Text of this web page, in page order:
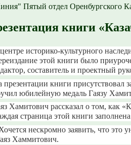
Пятый отдел Оренбургского
книги
историко-культурного
этой книги было
составитель и проектный
презентации книги присутствовал
юбилейную медаль Гаязу
Хамитович рассказал о том, как
страница этой книги
нескромно заявить, что это
Хаммитович.